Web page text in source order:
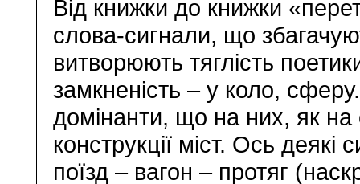
Від книжки до книжки
слова-сигнали, що
витворюють тяглість
замкненість – у коло,
домінанти, що на них, як на
конструкції міст. Ось деякі
поїзд – вагон – протяг